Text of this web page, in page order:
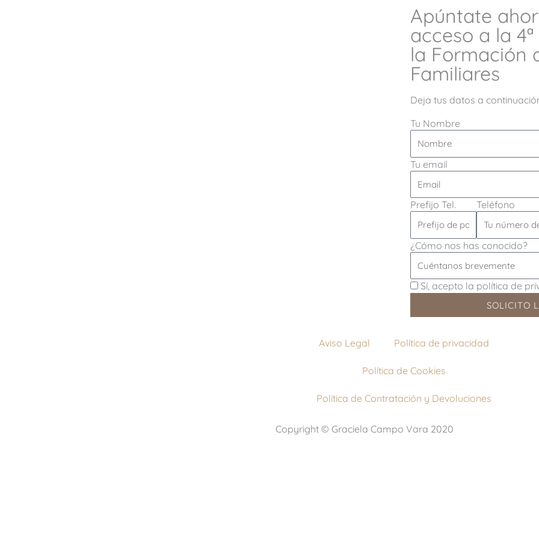
Apúntate
acceso a la
la Formación
Familiares
Deja tus datos a
Tu Nombre
Tu email
Prefijo Tel. Teléfono
¿Cómo nos has conocido?
Sí, acepto la política de
SOLICITO
Aviso Legal Política de privacidad
Política de Cookies
Política de Contratación y Devoluciones
Copyright © Graciela Campo Vara 2020